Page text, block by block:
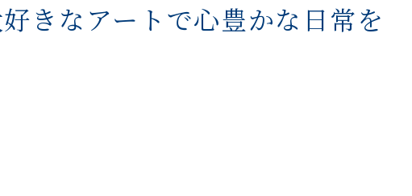
きなアートで心豊かな日常を